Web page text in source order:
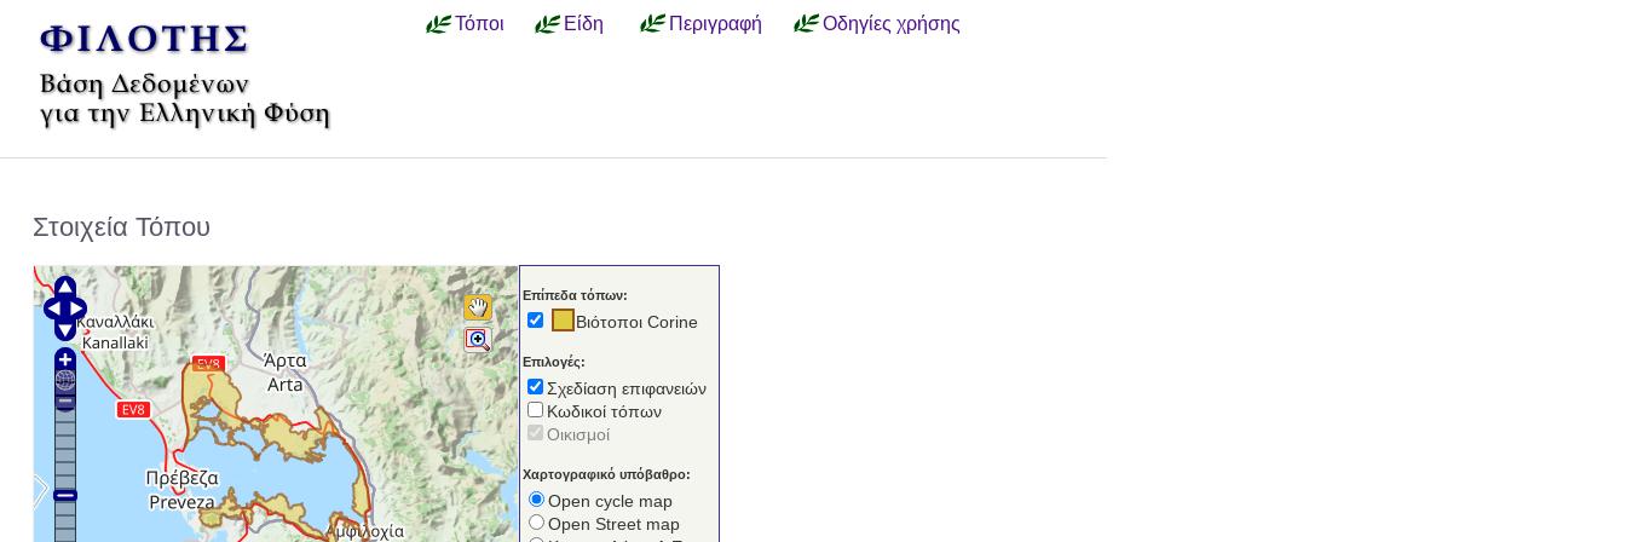
Τόποι Είδη Περιγραφή Οδηγίες χρήσης
Στοιχεία Τόπου
Επίπεδα τόπων:
Βιότοποι Corine
Επιλογές:
Σχεδίαση επιφανειών
Κωδικοί τόπων
Οικισμοί
Χαρτογραφικό υπόβαθρο:
Open cycle map
Open Street map